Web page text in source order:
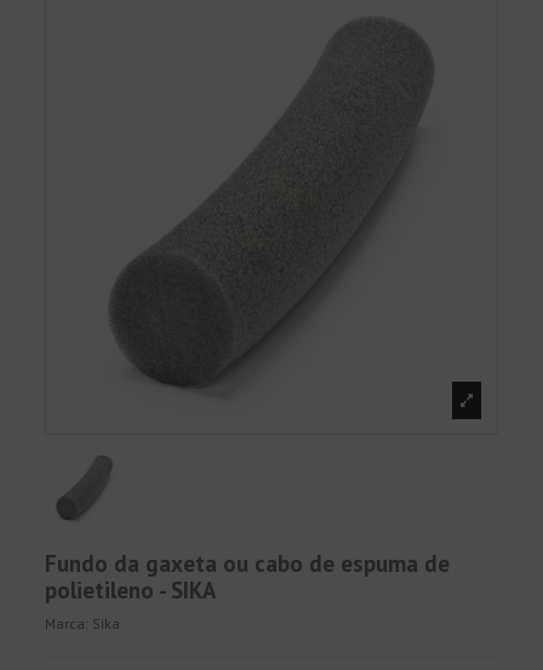
Fundo da gaxeta ou cabo de espuma de
polietileno - SIKA
Marca: Sika